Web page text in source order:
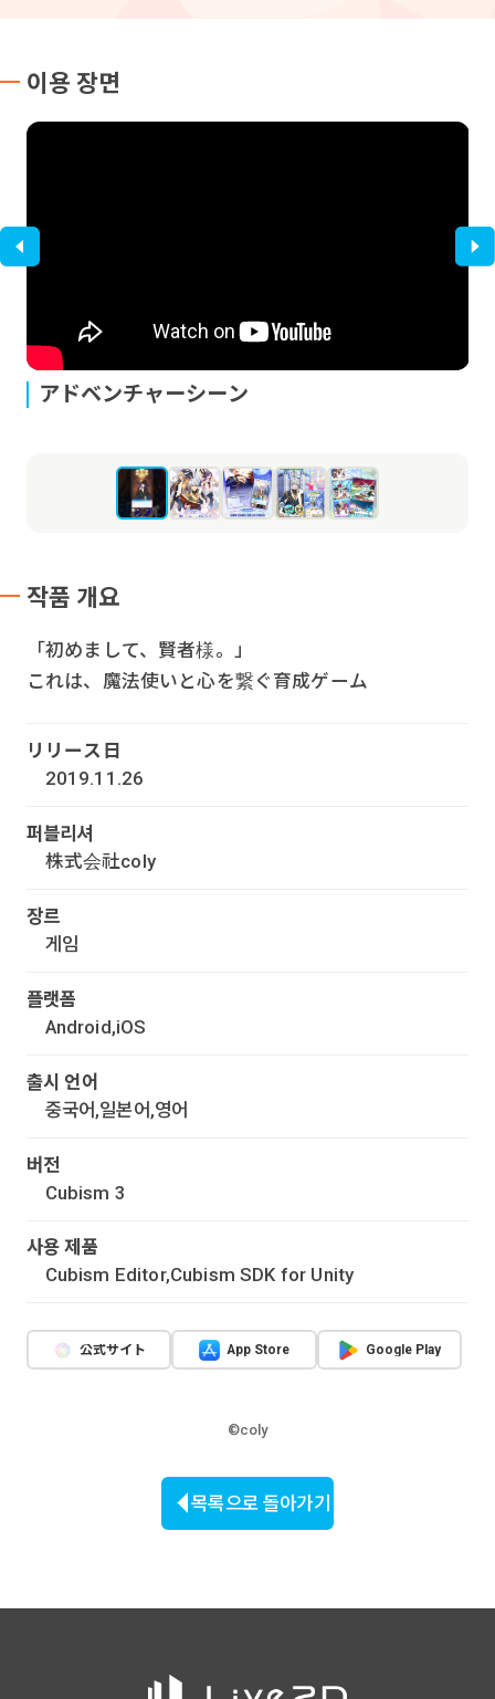
이용 장면
アドベンチャーシーン
작품 개요
「初めまして、賢者様。」
これは、魔法使いと心を繋ぐ育成ゲーム
リリース日
2019.11.26
퍼블리셔
株式会社coly
장르
게임
플랫폼
Android,iOS
출시 언어
중국어,일본어,영어
버전
Cubism 3
사용 제품
Cubism Editor,Cubism SDK for Unity
公式サイト App Store Google Play
©coly
목록으로 돌아가기